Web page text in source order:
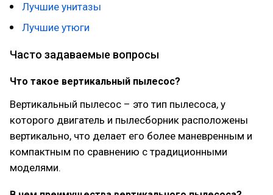
Лучшие унитазы
Лучшие утюги
Часто задаваемые вопросы
Что такое вертикальный пылесос?
Вертикальный пылесос – это тип пылесоса, у
которого двигатель и пылесборник расположены
вертикально, что делает его более маневренным и
компактным по сравнению с традиционными
моделями.